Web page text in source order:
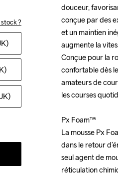
?
douceur,
conçue par des
et un maintien
augmente la
Conçue pour la
confortable dès
amateurs de
les courses
Px Foam™
La mousse Px
dans le retour
seul agent de
réticulation
douceur,
conçue par des
et un maintien
augmente la
Conçue pour la
confortable dès
amateurs de
les courses
Px Foam™
La mousse Px
dans le retour
seul agent de
réticulation